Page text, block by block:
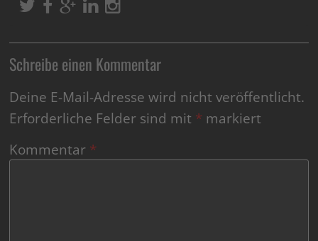
Schreibe einen Kommentar
Deine E-Mail-Adresse wird nicht veröffentlicht.
Erforderliche Felder sind mit * markiert
Kommentar *